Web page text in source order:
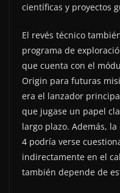
científicas y proyectos
El revés técnico
programa de
que cuenta con el
Origin para futuras
era el lanzador
que jugase un papel
largo plazo. Además,
4 podría verse
indirectamente en el
también depende de